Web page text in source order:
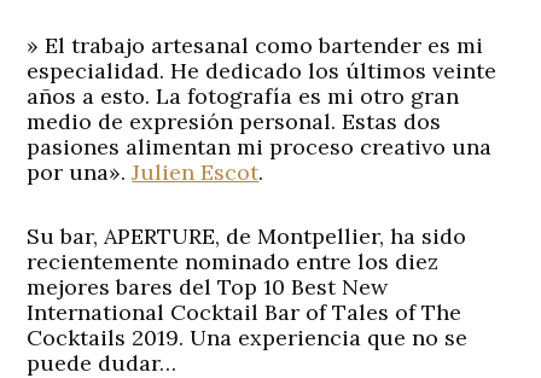
» El trabajo artesanal como bartender es mi
especialidad. He dedicado los últimos veinte
años a esto. La fotografía es mi otro gran
medio de expresión personal. Estas dos
pasiones alimentan mi proceso creativo una
por una».Julien Escot.
Su bar, APERTURE, de Montpellier, ha sido
recientemente nominado entre los diez
mejores bares del Top 10 Best New
International Cocktail Bar of Tales of The
Cocktails 2019. Una experiencia que no se
puede dudar…